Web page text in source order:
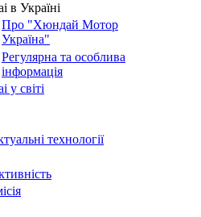
в Україні
Про "Хюндай Мотор
Україна"
Регулярна та особлива
інформація
у світі
технології